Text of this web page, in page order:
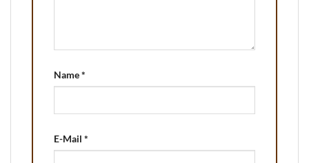
Name*
E-Mail *